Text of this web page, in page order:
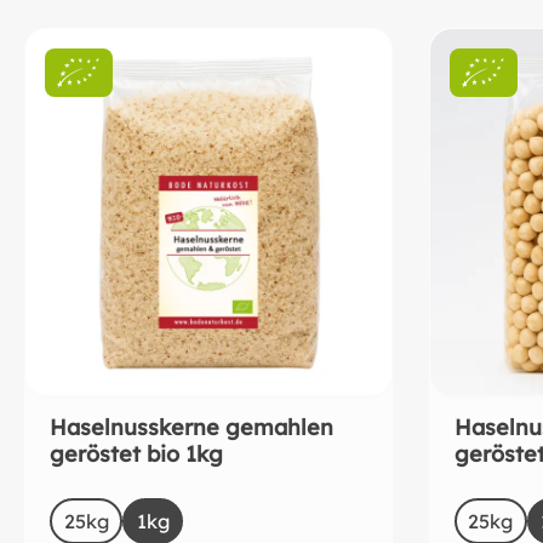
Haselnusskerne gemahlen
geröstet bio 1kg
Sizeauswählen
25kg 1kg Size
25kg